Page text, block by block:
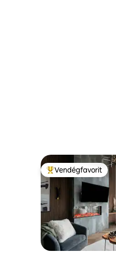
Kiemelt vendégfavorit
Vendégfavorit